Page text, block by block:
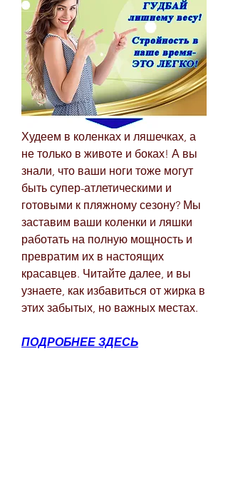
Худеем в коленках и ляшечках, а
не только в животе и боках! А вы
знали, что ваши ноги тоже могут
быть супер-атлетическими и
готовыми к пляжному сезону? Мы
заставим ваши коленки и ляшки
работать на полную мощность и
превратим их в настоящих
красавцев. Читайте далее, и вы
узнаете, как избавиться от жирка в
этих забытых, но важных местах.
ПОДРОБНЕЕ ЗДЕСЬ